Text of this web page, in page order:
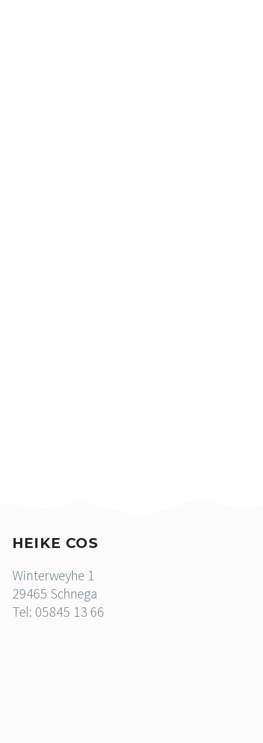
HEIKE COS
Winterweyhe 1
29465 Schnega
Tel: 05845 13 66